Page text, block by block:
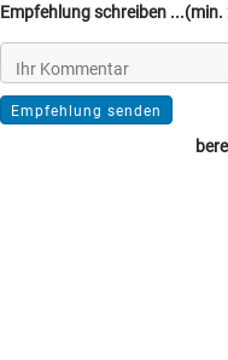
Empfehlung schreiben